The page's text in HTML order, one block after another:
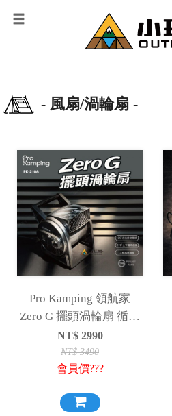
- 風扇/渦輪扇 -
Pro Kamping 領航家
Zero G 擺頭渦輪扇 循環
扇 風扇 露營風扇【贈收
納袋】
NT$ 2990
NT$3490
會員價???